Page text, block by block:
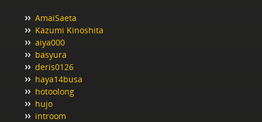
AmaiSaeta
Kazumi Kinoshita
aiya000
basyura
deris0126
haya14busa
hotoolong
hujo
introom